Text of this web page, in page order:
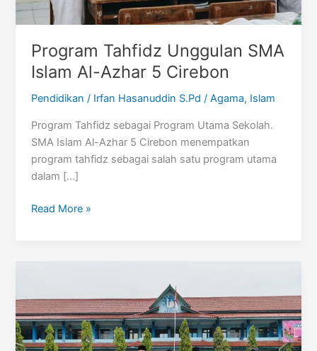
Program Tahfidz Unggulan SMA
Islam Al-Azhar 5 Cirebon
Pendidikan / Irfan Hasanuddin S.Pd/Agama, Islam
Program Tahfidz sebagai Program Utama Sekolah.
SMA Islam Al-Azhar 5 Cirebon menempatkan
program tahfidz sebagai salah satu program utama
dalam […]
Program
Azhar
5
Cirebon
Read More »